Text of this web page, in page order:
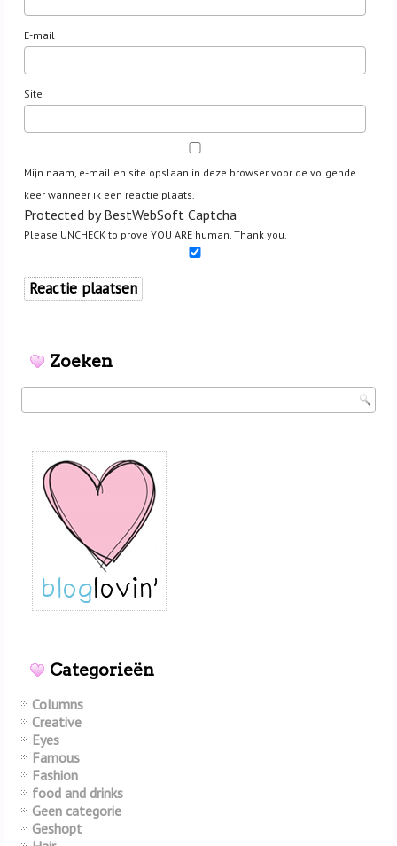
E-mail
Site
Mijn naam, e-mail en site opslaan in deze browser voor de volgende
keer wanneer ik een reactie plaats.
Protected by BestWebSoft Captcha
Please UNCHECK to prove YOU ARE human. Thank you.
Zoeken
Categorieën
Columns
Creative
Eyes
Famous
Fashion
food and drinks
Geen categorie
Geshopt